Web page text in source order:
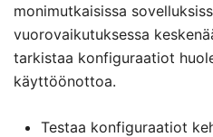
monimutkaisissa
vuorovaikutuksessa
tarkistaa konfiguraatiot
käyttöönottoa.
Testaa konfiguraatiot